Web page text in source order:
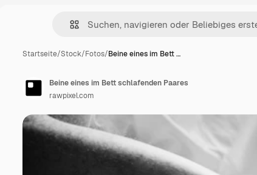
Startseite/Stock/Fotos/Beine eines im Bett …
Beine eines im Bett schlafenden Paares
rawpixel.com